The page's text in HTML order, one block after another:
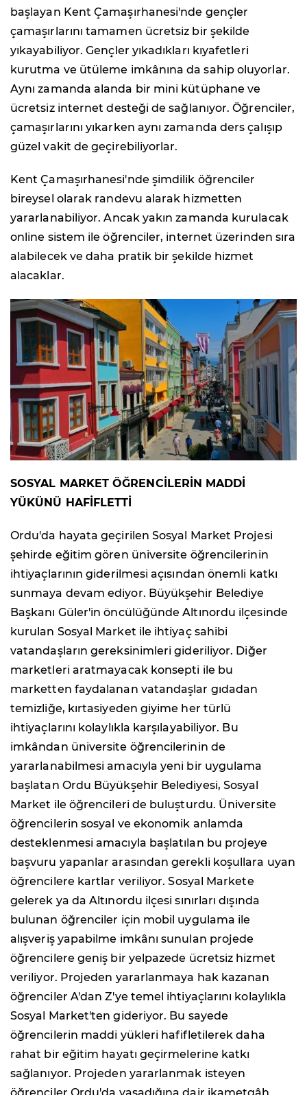
başlayan Kent Çamaşırhanesi'nde gençler
çamaşırlarını tamamen ücretsiz bir şekilde
yıkayabiliyor. Gençler yıkadıkları kıyafetleri
kurutma ve ütüleme imkânına da sahip oluyorlar.
Aynı zamanda alanda bir mini kütüphane ve
ücretsiz internet desteği de sağlanıyor. Öğrenciler,
çamaşırlarını yıkarken aynı zamanda ders çalışıp
güzel vakit de geçirebiliyorlar.
Kent Çamaşırhanesi'nde şimdilik öğrenciler
bireysel olarak randevu alarak hizmetten
yararlanabiliyor. Ancak yakın zamanda kurulacak
online sistem ile öğrenciler, internet üzerinden sıra
alabilecek ve daha pratik bir şekilde hizmet
alacaklar.
SOSYAL MARKET ÖĞRENCİLERİN MADDİ
YÜKÜNÜ HAFİFLETTİ
Ordu'da hayata geçirilen Sosyal Market Projesi
şehirde eğitim gören üniversite öğrencilerinin
ihtiyaçlarının giderilmesi açısından önemli katkı
sunmaya devam ediyor. Büyükşehir Belediye
Başkanı Güler'in öncülüğünde Altınordu ilçesinde
kurulan Sosyal Market ile ihtiyaç sahibi
vatandaşların gereksinimleri gideriliyor. Diğer
marketleri aratmayacak konsepti ile bu
marketten faydalanan vatandaşlar gıdadan
temizliğe, kırtasiyeden giyime her türlü
ihtiyaçlarını kolaylıkla karşılayabiliyor. Bu
imkândan üniversite öğrencilerinin de
yararlanabilmesi amacıyla yeni bir uygulama
başlatan Ordu Büyükşehir Belediyesi, Sosyal
Market ile öğrencileri de buluşturdu. Üniversite
öğrencilerin sosyal ve ekonomik anlamda
desteklenmesi amacıyla başlatılan bu projeye
başvuru yapanlar arasından gerekli koşullara uyan
öğrencilere kartlar veriliyor. Sosyal Markete
gelerek ya da Altınordu ilçesi sınırları dışında
bulunan öğrenciler için mobil uygulama ile
alışveriş yapabilme imkânı sunulan projede
öğrencilere geniş bir yelpazede ücretsiz hizmet
veriliyor. Projeden yararlanmaya hak kazanan
öğrenciler A'dan Z'ye temel ihtiyaçlarını kolaylıkla
Sosyal Market'ten gideriyor. Bu sayede
öğrencilerin maddi yükleri hafifletilerek daha
rahat bir eğitim hayatı geçirmelerine katkı
sağlanıyor. Projeden yararlanmak isteyen